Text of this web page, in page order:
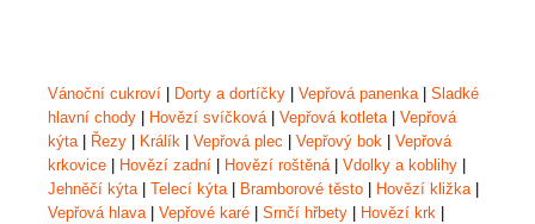
Vánoční cukroví Dorty a dortíčky Vepřová panenka| Sladké
hlavní chody
Hovězí svíčková| Vepřová kotleta| Vepřová
kýta| Řezy Králík Vepřová plec Vepřový bok
Vepřová
krkovice
Hovězí zadní Hovězí roštěná| Vdolky a koblihy
Jehněčí kýta| Telecí kýta| Bramborové těsto Hovězí kližka|
Vepřová hlava| Vepřové karé Srnčí hřbety Hovězí krk